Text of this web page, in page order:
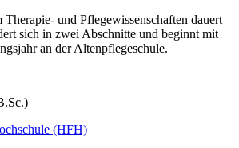
und Pflegewissenschaften dauert
sich in zwei Abschnitte und beginnt mit
an der Altenpflegeschule.
(HFH)